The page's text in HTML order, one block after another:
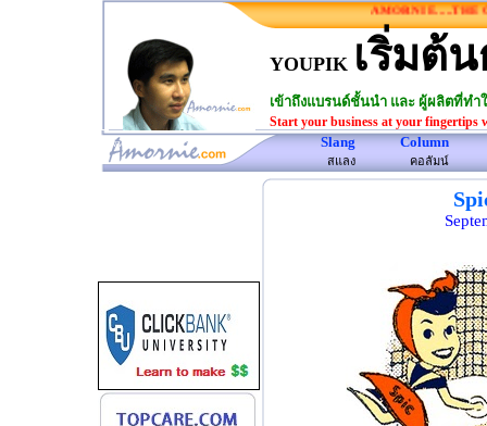
AMORNIE.....THE
YOUPIK เริ่มต้
เข้าถึงแบรนด์ชั้นนำ และ ผู้ผลิตที่ท
Start your business at your fingertips
www.amornie.com> Slang Column
สแลง คอลัมน์